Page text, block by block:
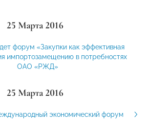
25 Марта 2016
форум «Закупки как эффективная
импортозамещению в потребностях
ОАО «РЖД»
25 Марта 2016
экономический форум